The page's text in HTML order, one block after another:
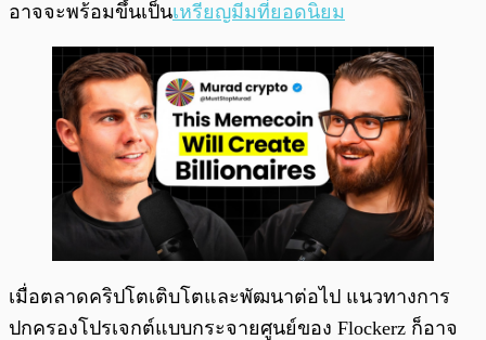
อาจจะพร้อมขึ้นเป็นเหรียญมีมที่ยอดนิยม
เมื่อตลาดคริปโตเติบโตและพัฒนาต่อไป แนวทางการ
ปกครองโปรเจกต์แบบกระจายศูนย์ของ Flockerz ก็อาจ